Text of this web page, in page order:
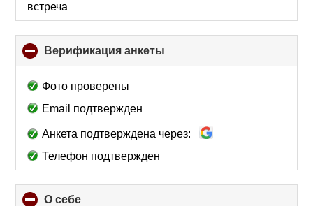
встреча
Верификация анкеты
to
Фото проверены
Email подтвержден
Анкета подтверждена через:
Телефон подтвержден
О себе